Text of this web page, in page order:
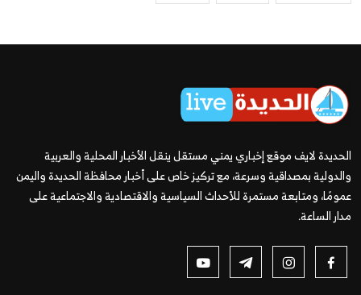
الحديدة لايف موقع إخباري يمني مستقل ينقل الأخبار المحلية والعربية
والدولية بمصداقية وسرعة، مع تركيز خاص على أخبار محافظة الحديدة واليمن
عمومًا، ومتابعة مستمرة للأحداث السياسية والاقتصادية والاجتماعية على
مدار الساعة.